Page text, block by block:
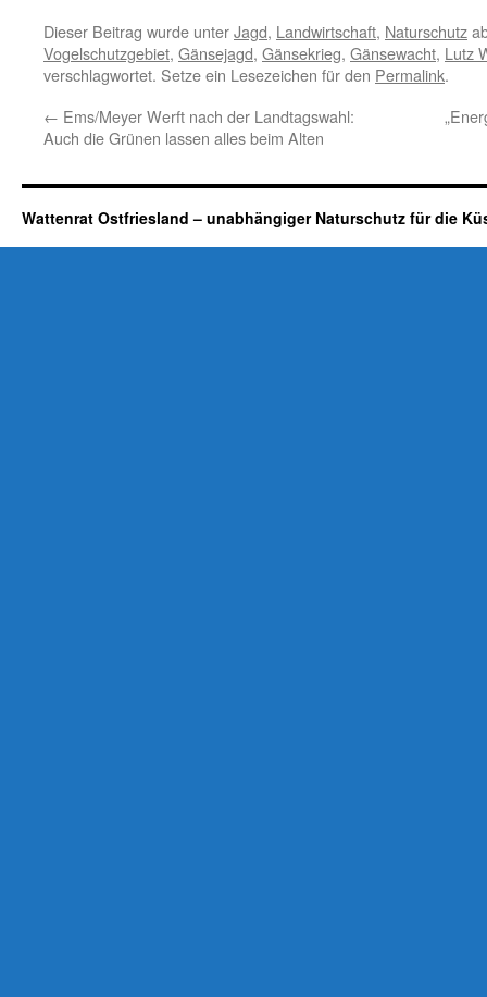
Dieser Beitrag wurde unterJagd, Landwirtschaft, Naturschutz
Vogelschutzgebiet, Gänsejagd, Gänsekrieg, Gänsewacht, Lutz
verschlagwortet. Setze ein Lesezeichen für den Permalink.
← Ems/Meyer Werft nach der Landtagswahl:
Auch die Grünen lassen alles beim Alten
Wattenrat Ostfriesland – unabhängiger Naturschutz für die